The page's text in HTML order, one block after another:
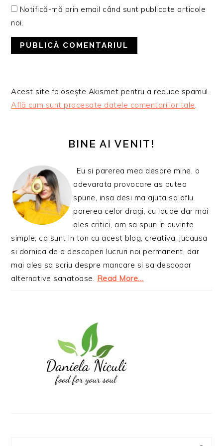
Notifică-mă prin email când sunt publicate articole
noi.
Acest site folosește Akismet pentru a reduce spamul.
Află cum sunt procesate datele comentariilor tale.
PRINCIPALĂBINE AI VENIT!
Eu si parerea mea despre mine, o
adevarata provocare as putea
spune, insa desi ma ajuta sa aflu
parerea celor dragi, cu laude dar mai
ales critici, am sa spun in cuvinte
simple, ca sunt in ton cu acest blog, creativa, jucausa
si dornica de a descoperi lucruri noi permanent, dar
mai ales sa scriu despre mancare si sa descopar
alternative sanatoase. Read More…